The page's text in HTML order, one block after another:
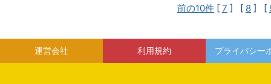
前の10件 [ 7 ] [ 8 ] [
運営会社 利用規約 プライバシー